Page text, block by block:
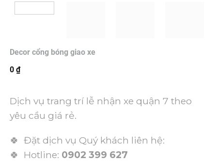
Decor cổng bóng giao xe
0 ₫
Dịch vụ trang trí lễ nhận xe quận 7 theo
yêu cầu giá rẻ.
🍀 Đặt dịch vụ Quý khách liên hệ:
🍀 Hotline: 0902 399 627